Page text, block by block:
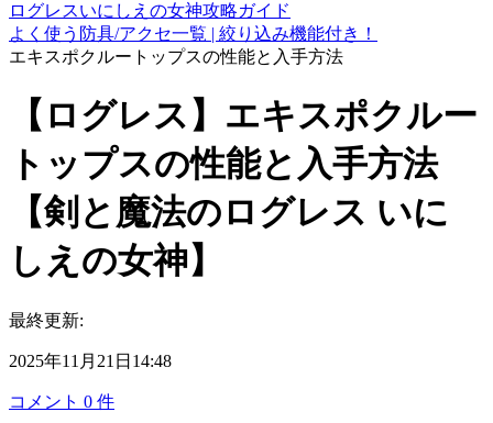
ログレスいにしえの女神攻略ガイド
よく使う防具/アクセ一覧 | 絞り込み機能付き！
エキスポクルートップスの性能と入手方法
【ログレス】エキスポクルー
トップスの性能と入手方法
【剣と魔法のログレス いに
しえの女神】
最終更新:
2025年11月21日14:48
コメント 0 件